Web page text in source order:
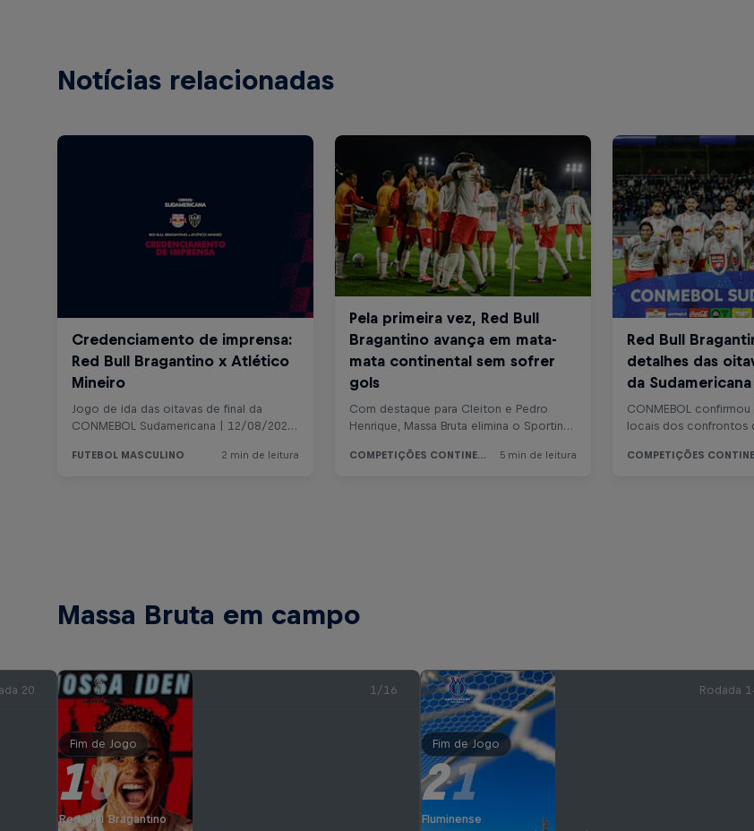
Notícias relacionadas
Massa Bruta em campo
20 1/16
Fim de Jogo
1-0
Red Bull Bragantino
Rodada
Fim de Jogo
2-1
Fluminense